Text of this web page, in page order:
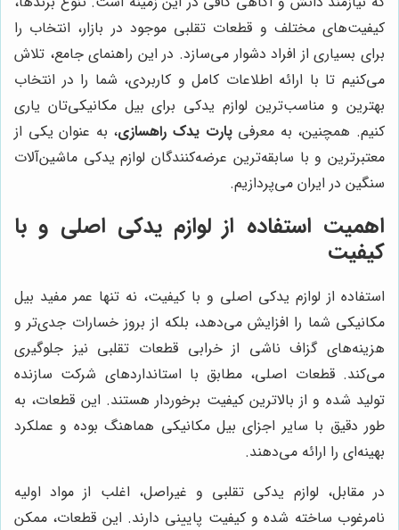
کیفیت‌های مختلف و قطعات تقلبی موجود در بازار، انتخاب را
برای بسیاری از افراد دشوار می‌سازد. در این راهنمای جامع، تلاش
می‌کنیم تا با ارائه اطلاعات کامل و کاربردی، شما را در انتخاب
بهترین و مناسب‌ترین لوازم یدکی برای بیل مکانیکی‌تان یاری
کنیم. همچنین، به معرفیپارت یدک راهسازی، به عنوان یکی از
معتبرترین و با سابقه‌ترین عرضه‌کنندگان لوازم یدکی ماشین‌آلات
سنگین در ایران می‌پردازیم.
اهمیت استفاده از لوازم یدکی اصلی و با
کیفیت
استفاده از لوازم یدکی اصلی و با کیفیت، نه تنها عمر مفید بیل
مکانیکی شما را افزایش می‌دهد، بلکه از بروز خسارات جدی‌تر و
هزینه‌های گزاف ناشی از خرابی قطعات تقلبی نیز جلوگیری
می‌کند. قطعات اصلی، مطابق با استانداردهای شرکت سازنده
تولید شده و از بالاترین کیفیت برخوردار هستند. این قطعات، به
طور دقیق با سایر اجزای بیل مکانیکی هماهنگ بوده و عملکرد
بهینه‌ای را ارائه می‌دهند.
در مقابل، لوازم یدکی تقلبی و غیراصل، اغلب از مواد اولیه
نامرغوب ساخته شده و کیفیت پایینی دارند. این قطعات، ممکن